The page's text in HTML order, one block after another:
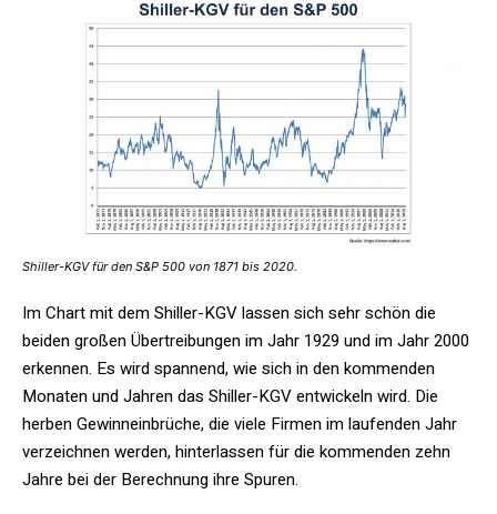
Shiller-KGV für den S&P 500 von 1871 bis 2020.
Im Chart mit dem Shiller-KGV lassen sich sehr schön die
beiden großen Übertreibungen im Jahr 1929 und im Jahr 2000
erkennen. Es wird spannend, wie sich in den kommenden
Monaten und Jahren das Shiller-KGV entwickeln wird. Die
herben Gewinneinbrüche, die viele Firmen im laufenden Jahr
verzeichnen werden, hinterlassen für die kommenden zehn
Jahre bei der Berechnung ihre Spuren.